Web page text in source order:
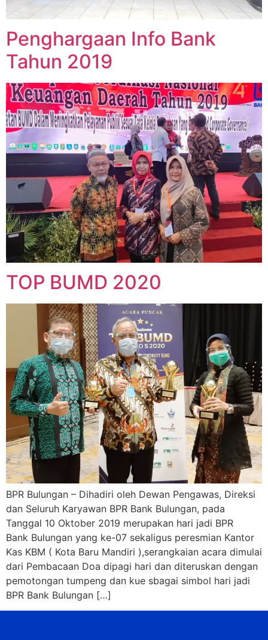
Penghargaan Info Bank
Tahun 2019
TOP BUMD 2020
BPR Bulungan – Dihadiri oleh Dewan Pengawas, Direksi
dan Seluruh Karyawan BPR Bank Bulungan, pada
Tanggal 10 Oktober 2019 merupakan hari jadi BPR
Bank Bulungan yang ke-07 sekaligus peresmian Kantor
Kas KBM ( Kota Baru Mandiri ),serangkaian acara dimulai
dari Pembacaan Doa dipagi hari dan diteruskan dengan
pemotongan tumpeng dan kue sbagai simbol hari jadi
BPR Bank Bulungan […]